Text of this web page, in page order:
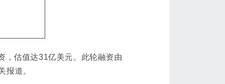
，估值达31亿美元。此轮融资由
报道。